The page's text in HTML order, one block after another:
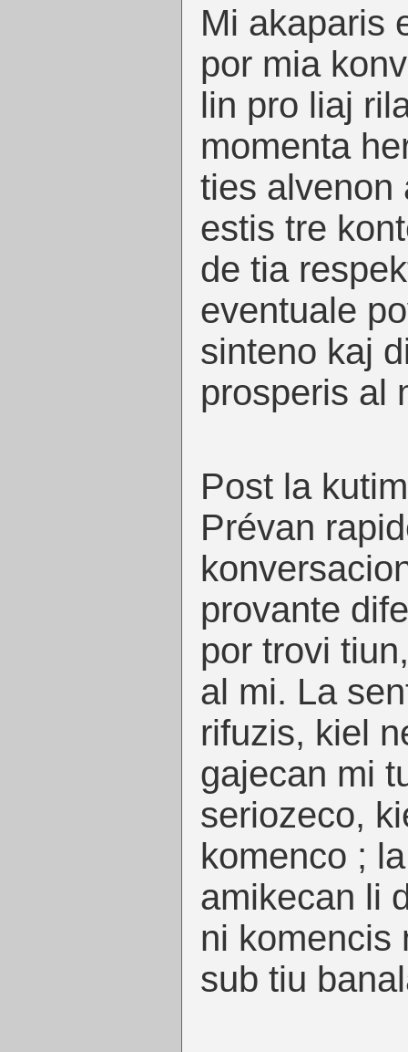
Mi akaparis
por mia
lin pro liaj
momenta
ties alvenon
estis tre
de tia
eventuale
sinteno kaj
prosperis al
Post la
Prévan
provante
por trovi
al mi. La
rifuzis, kiel
gajecan mi
seriozeco,
komenco ;
amikecan li
ni komencis
sub tiu